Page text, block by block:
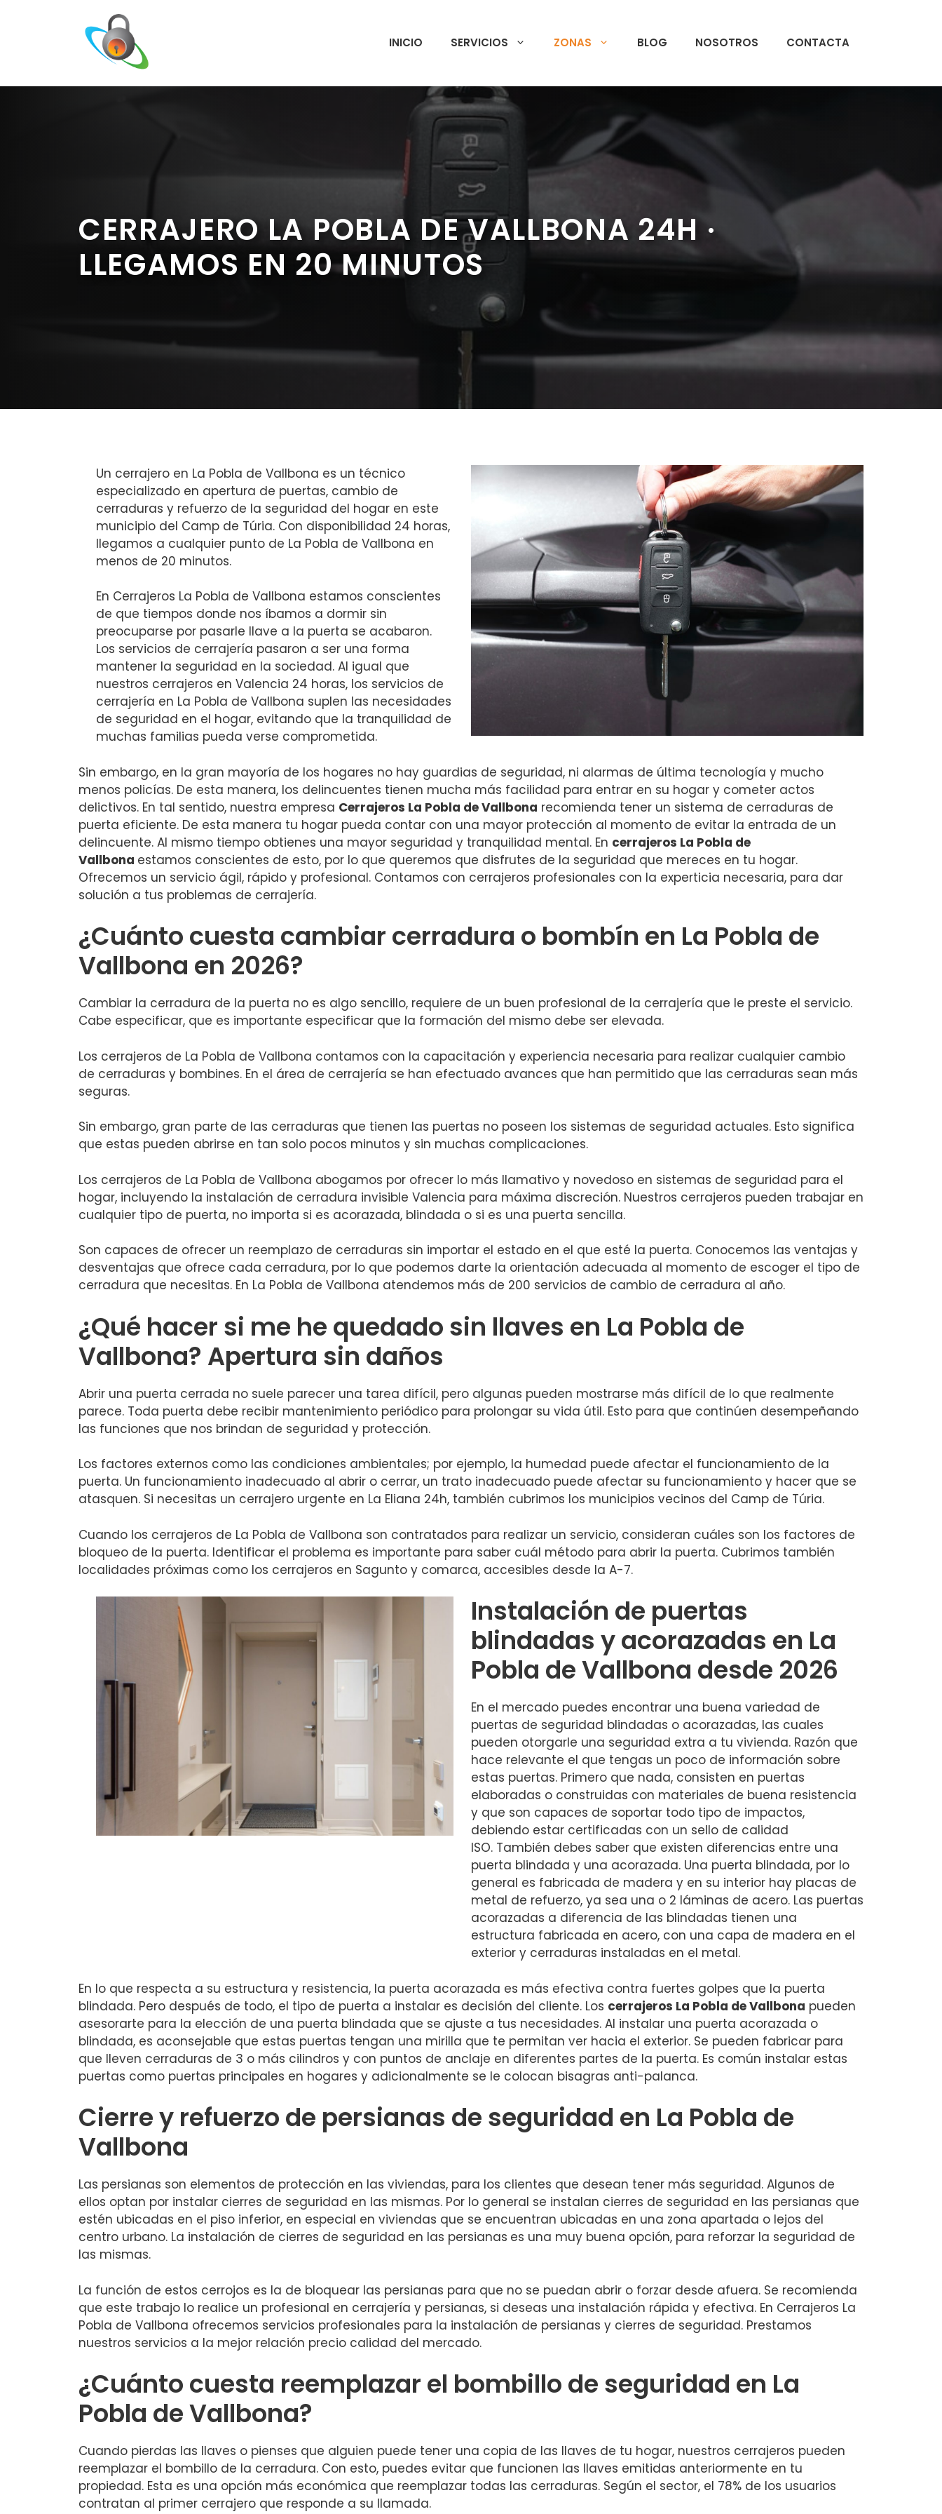
INICIO SERVICIOS ZONAS BLOG NOSOTROS CONTACTA
CERRAJERO LA POBLA DE VALLBONA 24H ·
LLEGAMOS EN 20 MINUTOS
Un cerrajero en La Pobla de Vallbona es un técnico
especializado en apertura de puertas, cambio de
cerraduras y refuerzo de la seguridad del hogar en este
municipio del Camp de Túria. Con disponibilidad 24 horas,
llegamos a cualquier punto de La Pobla de Vallbona en
menos de 20 minutos.
En Cerrajeros La Pobla de Vallbona estamos conscientes
de que tiempos donde nos íbamos a dormir sin
preocuparse por pasarle llave a la puerta se acabaron.
Los servicios de cerrajería pasaron a ser una forma
mantener la seguridad en la sociedad. Al igual que
nuestros cerrajeros en Valencia 24 horas, los servicios de
cerrajería en La Pobla de Vallbona suplen las necesidades
de seguridad en el hogar, evitando que la tranquilidad de
muchas familias pueda verse comprometida.
Sin embargo, en la gran mayoría de los hogares no hay guardias de seguridad, ni alarmas de última tecnología y mucho
menos policías. De esta manera, los delincuentes tienen mucha más facilidad para entrar en su hogar y cometer actos
delictivos. En tal sentido, nuestra empresa Cerrajeros La Pobla de Vallbona recomienda tener un sistema de cerraduras de
puerta eficiente. De esta manera tu hogar pueda contar con una mayor protección al momento de evitar la entrada de un
delincuente. Al mismo tiempo obtienes una mayor seguridad y tranquilidad mental. En cerrajeros La Pobla de
Vallbona estamos conscientes de esto, por lo que queremos que disfrutes de la seguridad que mereces en tu hogar.
Ofrecemos un servicio ágil, rápido y profesional. Contamos con cerrajeros profesionales con la experticia necesaria, para dar
solución a tus problemas de cerrajería.
¿Cuánto cuesta cambiar cerradura o bombín en La Pobla de
Vallbona en 2026?
Cambiar la cerradura de la puerta no es algo sencillo, requiere de un buen profesional de la cerrajería que le preste el servicio.
Cabe especificar, que es importante especificar que la formación del mismo debe ser elevada.
Los cerrajeros de La Pobla de Vallbona contamos con la capacitación y experiencia necesaria para realizar cualquier cambio
de cerraduras y bombines. En el área de cerrajería se han efectuado avances que han permitido que las cerraduras sean más
seguras.
Sin embargo, gran parte de las cerraduras que tienen las puertas no poseen los sistemas de seguridad actuales. Esto significa
que estas pueden abrirse en tan solo pocos minutos y sin muchas complicaciones.
Los cerrajeros de La Pobla de Vallbona abogamos por ofrecer lo más llamativo y novedoso en sistemas de seguridad para el
hogar, incluyendo la instalación de cerradura invisible Valencia para máxima discreción. Nuestros cerrajeros pueden trabajar en
cualquier tipo de puerta, no importa si es acorazada, blindada o si es una puerta sencilla.
Son capaces de ofrecer un reemplazo de cerraduras sin importar el estado en el que esté la puerta. Conocemos las ventajas y
desventajas que ofrece cada cerradura, por lo que podemos darte la orientación adecuada al momento de escoger el tipo de
cerradura que necesitas. En La Pobla de Vallbona atendemos más de 200 servicios de cambio de cerradura al año.
¿Qué hacer si me he quedado sin llaves en La Pobla de
Vallbona? Apertura sin daños
Abrir una puerta cerrada no suele parecer una tarea difícil, pero algunas pueden mostrarse más difícil de lo que realmente
parece. Toda puerta debe recibir mantenimiento periódico para prolongar su vida útil. Esto para que continúen desempeñando
las funciones que nos brindan de seguridad y protección.
Los factores externos como las condiciones ambientales; por ejemplo, la humedad puede afectar el funcionamiento de la
puerta. Un funcionamiento inadecuado al abrir o cerrar, un trato inadecuado puede afectar su funcionamiento y hacer que se
atasquen. Si necesitas un cerrajero urgente en La Eliana 24h, también cubrimos los municipios vecinos del Camp de Túria.
Cuando los cerrajeros de La Pobla de Vallbona son contratados para realizar un servicio, consideran cuáles son los factores de
bloqueo de la puerta. Identificar el problema es importante para saber cuál método para abrir la puerta. Cubrimos también
localidades próximas como los cerrajeros en Sagunto y comarca, accesibles desde la A-7.
Instalación de puertas
blindadas y acorazadas en La
Pobla de Vallbona desde 2026
En el mercado puedes encontrar una buena variedad de
puertas de seguridad blindadas o acorazadas, las cuales
pueden otorgarle una seguridad extra a tu vivienda. Razón que
hace relevante el que tengas un poco de información sobre
estas puertas. Primero que nada, consisten en puertas
elaboradas o construidas con materiales de buena resistencia
y que son capaces de soportar todo tipo de impactos,
debiendo estar certificadas con un sello de calidad
ISO. También debes saber que existen diferencias entre una
puerta blindada y una acorazada. Una puerta blindada, por lo
general es fabricada de madera y en su interior hay placas de
metal de refuerzo, ya sea una o 2 láminas de acero. Las puertas
acorazadas a diferencia de las blindadas tienen una
estructura fabricada en acero, con una capa de madera en el
exterior y cerraduras instaladas en el metal.
En lo que respecta a su estructura y resistencia, la puerta acorazada es más efectiva contra fuertes golpes que la puerta
blindada. Pero después de todo, el tipo de puerta a instalar es decisión del cliente. Los cerrajeros La Pobla de Vallbona pueden
asesorarte para la elección de una puerta blindada que se ajuste a tus necesidades. Al instalar una puerta acorazada o
blindada, es aconsejable que estas puertas tengan una mirilla que te permitan ver hacia el exterior. Se pueden fabricar para
que lleven cerraduras de 3 o más cilindros y con puntos de anclaje en diferentes partes de la puerta. Es común instalar estas
puertas como puertas principales en hogares y adicionalmente se le colocan bisagras anti-palanca.
Cierre y refuerzo de persianas de seguridad en La Pobla de
Vallbona
Las persianas son elementos de protección en las viviendas, para los clientes que desean tener más seguridad. Algunos de
ellos optan por instalar cierres de seguridad en las mismas. Por lo general se instalan cierres de seguridad en las persianas que
estén ubicadas en el piso inferior, en especial en viviendas que se encuentran ubicadas en una zona apartada o lejos del
centro urbano. La instalación de cierres de seguridad en las persianas es una muy buena opción, para reforzar la seguridad de
las mismas.
La función de estos cerrojos es la de bloquear las persianas para que no se puedan abrir o forzar desde afuera. Se recomienda
que este trabajo lo realice un profesional en cerrajería y persianas, si deseas una instalación rápida y efectiva. En Cerrajeros La
Pobla de Vallbona ofrecemos servicios profesionales para la instalación de persianas y cierres de seguridad. Prestamos
nuestros servicios a la mejor relación precio calidad del mercado.
¿Cuánto cuesta reemplazar el bombillo de seguridad en La
Pobla de Vallbona?
Cuando pierdas las llaves o pienses que alguien puede tener una copia de las llaves de tu hogar, nuestros cerrajeros pueden
reemplazar el bombillo de la cerradura. Con esto, puedes evitar que funcionen las llaves emitidas anteriormente en tu
propiedad. Esta es una opción más económica que reemplazar todas las cerraduras. Según el sector, el 78% de los usuarios
contratan al primer cerrajero que responde a su llamada.